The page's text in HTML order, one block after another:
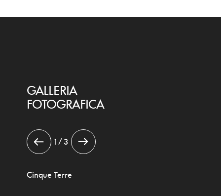
GALLERIA
FOTOGRAFICA
1 / 3
Cinque Terre